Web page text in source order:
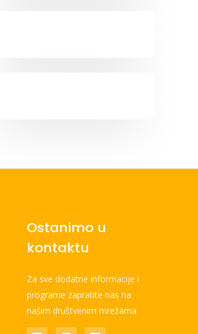
Ostanimo u
kontaktu
Za sve dodatne informacije i
programe zapratite nas na
našim društvenim mrežama